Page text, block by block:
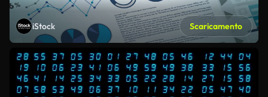
iStock Scaricamento